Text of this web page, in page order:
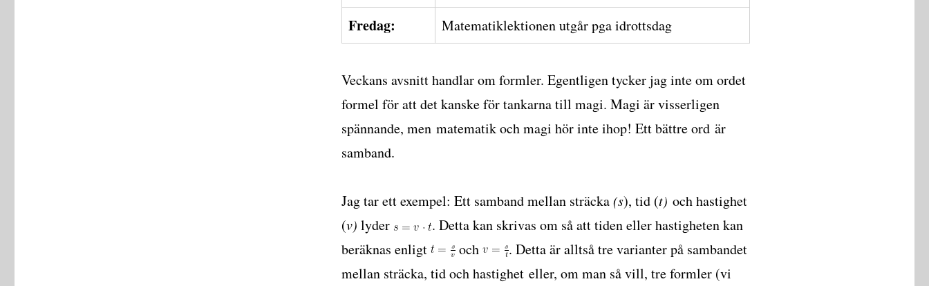
Fredag: Matematiklektionen utgår pga idrottsdag
Veckans avsnitt handlar om formler. Egentligen tycker jag inte om ordet
formel för att det kanske för tankarna till magi. Magi är visserligen
spännande, men matematik och magi hör inte ihop! Ett bättre ord är
samband.
Jag tar ett exempel: Ett samband mellan sträcka(s), tid (t) och hastighet
(v) lyder
. Detta kan skrivas om så att tiden eller hastigheten kan
beräknas enligt
och
. Detta är alltså tre varianter på sambandet
mellan sträcka, tid och hastighet eller, om man så vill, tre formler (vi